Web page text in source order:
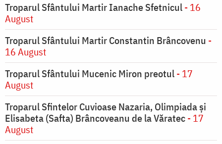
Troparul Sfântului Martir Ianache Sfetnicul- 16
August
Troparul Sfântului Martir Constantin Brâncovenu -
16 August
Troparul Sfântului Mucenic Miron preotul- 17
August
Troparul Sfintelor Cuvioase Nazaria, Olimpiada și
Elisabeta (Safta) Brâncoveanu de la Văratec- 17
August